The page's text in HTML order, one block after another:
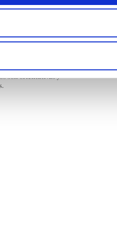
son orientativas y